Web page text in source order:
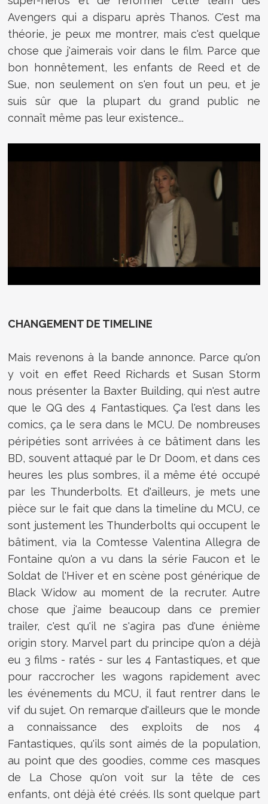
Avengers qui a disparu après Thanos. C'est ma
théorie, je peux me montrer, mais c'est quelque
chose que j'aimerais voir dans le film. Parce que
bon honnêtement, les enfants de Reed et de
Sue, non seulement on s'en fout un peu, et je
suis sûr que la plupart du grand public ne
connaît même pas leur existence...
CHANGEMENT DE TIMELINE
Mais revenons à la bande annonce. Parce qu'on
y voit en effet Reed Richards et Susan Storm
nous présenter la Baxter Building, qui n'est autre
que le QG des 4 Fantastiques. Ça l'est dans les
comics, ça le sera dans le MCU. De nombreuses
péripéties sont arrivées à ce bâtiment dans les
BD, souvent attaqué par le Dr Doom, et dans ces
heures les plus sombres, il a même été occupé
par les Thunderbolts. Et d'ailleurs, je mets une
pièce sur le fait que dans la timeline du MCU, ce
sont justement les Thunderbolts qui occupent le
bâtiment, via la Comtesse Valentina Allegra de
Fontaine qu'on a vu dans la série Faucon et le
Soldat de l'Hiver et en scène post générique de
Black Widow au moment de la recruter. Autre
chose que j'aime beaucoup dans ce premier
trailer, c'est qu'il ne s'agira pas d'une énième
origin story. Marvel part du principe qu'on a déjà
eu 3 films - ratés - sur les 4 Fantastiques, et que
pour raccrocher les wagons rapidement avec
les événements du MCU, il faut rentrer dans le
vif du sujet. On remarque d'ailleurs que le monde
a connaissance des exploits de nos 4
Fantastiques, qu'ils sont aimés de la population,
au point que des goodies, comme ces masques
de La Chose qu'on voit sur la tête de ces
enfants, ont déjà été créés. Ils sont quelque part